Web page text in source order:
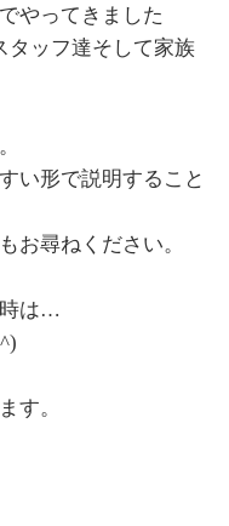
やってきました
タッフ達そして家族
い形で説明すること
お尋ねください。
は…
す。